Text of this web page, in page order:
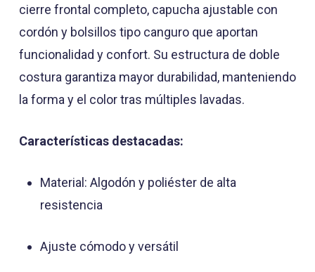
cierre frontal completo, capucha ajustable con
cordón y bolsillos tipo canguro que aportan
funcionalidad y confort. Su estructura de doble
costura garantiza mayor durabilidad, manteniendo
la forma y el color tras múltiples lavadas.
Características destacadas:
Material: Algodón y poliéster de alta
resistencia
Ajuste cómodo y versátil